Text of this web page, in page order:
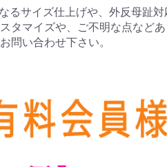
るサイズ仕上げや、外反母趾
タマイズや、ご不明な点など
問い合わせ下さい。